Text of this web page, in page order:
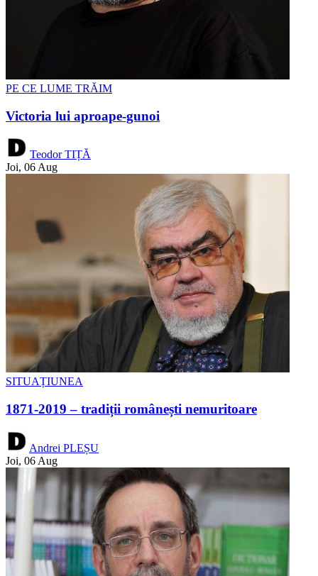
PE CE LUME TRĂIM
Victoria lui aproape-gunoi
Teodor TIȚĂ
Joi, 06 Aug
SITUAȚIUNEA
1871-2019 – tradiții românești nemuritoare
Andrei PLEȘU
Joi, 06 Aug